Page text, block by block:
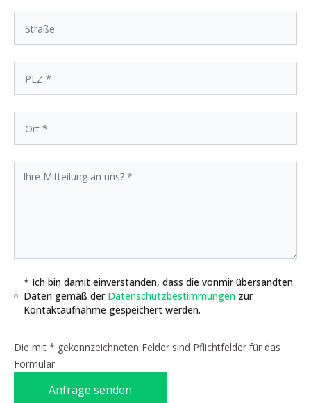
* Ich bin damit einverstanden, dass die vonmir übersandten
Daten gemäß der Datenschutzbestimmungen zur
Kontaktaufnahme gespeichert werden.
Die mit * gekennzeichneten Felder sind Pflichtfelder für das
Formular
Anfrage senden